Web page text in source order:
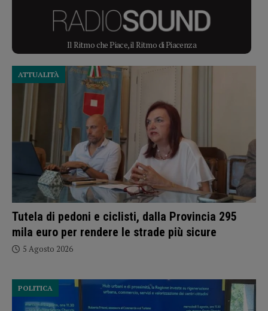
Il Ritmo che Piace, il Ritmo di Piacenza
Tutela di pedoni e ciclisti, dalla Provincia 295
mila euro per rendere le strade più sicure
ATTUALITÀ
5 Agosto 2026
POLITICA